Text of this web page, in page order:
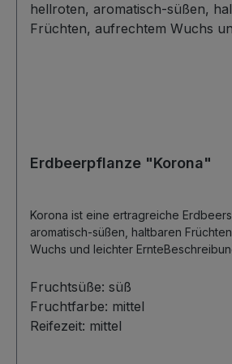
Erdbeerpflanze "Korona"
Korona ist eine ertragreiche
aromatisch-süßen, haltbaren
Wuchs und leichter
Erdbeeren in Deutschland. Ihre
mittelfesten Früchte, mittelgroß bis
sind aromatisch, süß und weisen gute
Fruchtsüße: süß
Fruchtfarbe: mittel
Reifezeit: mittel